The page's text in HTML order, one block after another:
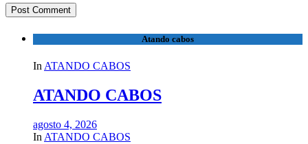
Atando cabos
In ATANDO CABOS
ATANDO CABOS
agosto 4, 2026
In ATANDO CABOS